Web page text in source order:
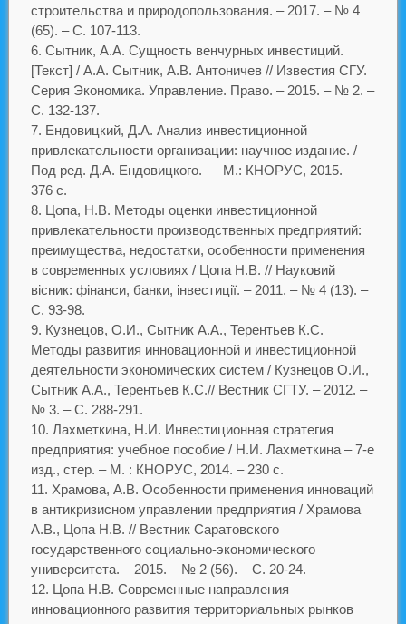
строительства и природопользования. – 2017. – № 4
(65). – С. 107-113.
Сытник, А.А. Сущность венчурных инвестиций.
[Текст] / А.А. Сытник, А.В. Антоничев // Известия СГУ.
Серия Экономика. Управление. Право. – 2015. – № 2. –
С. 132-137.
Ендовицкий, Д.А. Анализ инвестиционной
привлекательности организации: научное издание. /
Под ред. Д.А. Ендовицкого. — М.: КНОРУС, 2015. –
376 с.
Цопа, Н.В. Методы оценки инвестиционной
привлекательности производственных предприятий:
преимущества, недостатки, особенности применения
в современных условиях / Цопа Н.В. // Науковий
вісник: фінанси, банки, інвестиції. – 2011. – № 4 (13). –
С. 93-98.
Кузнецов, О.И., Сытник А.А., Терентьев К.С.
Методы развития инновационной и инвестиционной
деятельности экономических систем / Кузнецов О.И.,
Сытник А.А., Терентьев К.С.// Вестник СГТУ. – 2012. –
№ 3. – С. 288-291.
Лахметкина, Н.И. Инвестиционная стратегия
предприятия: учебное пособие / Н.И. Лахметкина – 7-е
изд., стер. – М. : КНОРУС, 2014. – 230 с.
Храмова, А.В. Особенности применения инноваций
в антикризисном управлении предприятия / Храмова
А.В., Цопа Н.В. // Вестник Саратовского
государственного социально-экономического
университета. – 2015. – № 2 (56). – С. 20-24.
Цопа Н.В. Современные направления
инновационного развития территориальных рынков